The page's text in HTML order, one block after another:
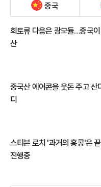
중국
희토류 다음은 광모듈…중국
산
중국산 에어콘을 웃돈 주고 산
디
스티븐 로치 '과거의 홍콩'은
진행중